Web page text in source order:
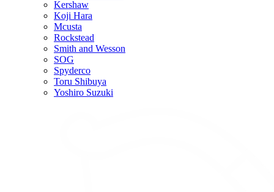
Kershaw
Koji Hara
Mcusta
Rockstead
Smith and Wesson
SOG
Spyderco
Toru Shibuya
Yoshiro Suzuki